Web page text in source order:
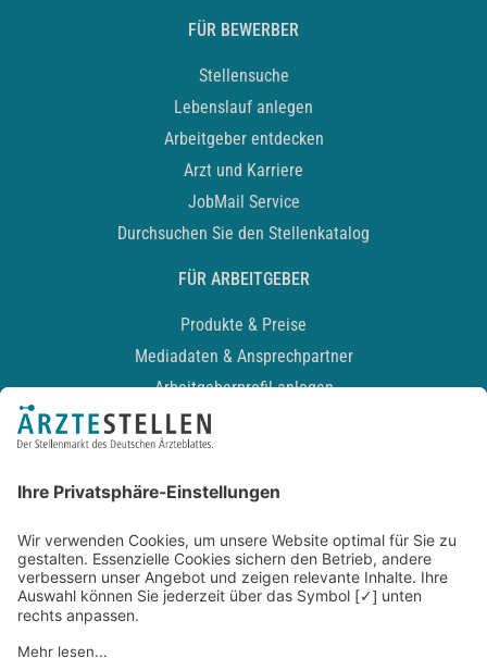
FÜR BEWERBER
Stellensuche
Lebenslauf anlegen
Arbeitgeber entdecken
Arzt und Karriere
JobMail Service
Durchsuchen Sie den Stellenkatalog
FÜR ARBEITGEBER
Produkte & Preise
Mediadaten & Ansprechpartner
Arbeitgeberprofil anlegen
Recruiting-Podcast
Kontakt
Datenschutz
Newsletter